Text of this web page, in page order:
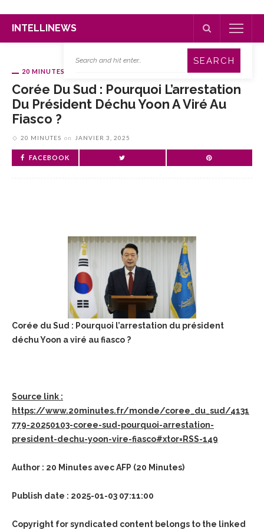
INTELLINEWS
20 MINUTES
Corée Du Sud : Pourquoi L’arrestation
Du Président Déchu Yoon A Viré Au
Fiasco ?
20 MINUTES on JANVIER 3, 2025
FACEBOOK
Corée du Sud : Pourquoi l’arrestation du président
déchu Yoon a viré au fiasco ?
Source link :
https://www.20minutes.fr/monde/coree_du_sud/4131
779-20250103-coree-sud-pourquoi-arrestation-
president-dechu-yoon-vire-fiasco#xtor=RSS-149
Author : 20 Minutes avec AFP (20 Minutes)
Publish date : 2025-01-03 07:11:00
Copyright for syndicated content belongs to the linked